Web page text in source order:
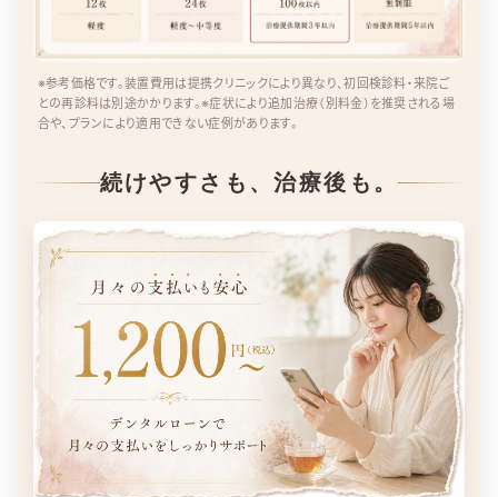
※参考価格です。装置費用は提携クリニックにより異なり、初回検診料・来院ご
との再診料は別途かかります。※症状により追加治療（別料金）を推奨される場
合や、プランにより適用できない症例があります。
続けやすさも、治療後も。